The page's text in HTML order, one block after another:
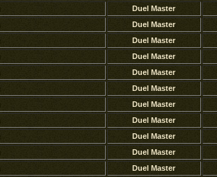
Duel Master
Duel Master
Duel Master
Duel Master
Duel Master
Duel Master
Duel Master
Duel Master
Duel Master
Duel Master
Duel Master